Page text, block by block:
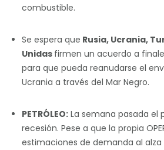
combustible.
Se espera que Rusia, Ucrania,
Unidas firmen un acuerdo a
para que pueda reanudarse el
Ucrania a través del Mar Negro.
PETRÓLEO: La semana pasada el
recesión. Pese a que la propia
estimaciones de demanda al